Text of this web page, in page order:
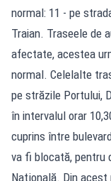
normal: 11 - pe
Traian. Traseele de
afectate, acestea
normal. Celelalte
pe străzile Portului,
în intervalul orar
cuprins între
va fi blocată, pentru
Naţională. Din